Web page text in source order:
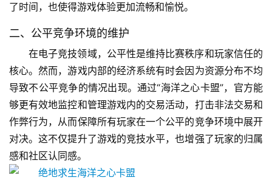
了时间，也使得游戏体验更加流畅和愉悦。
二、公平竞争环境的维护
在电子竞技领域，公平性是维持比赛秩序和玩家信任的
核心。然而，游戏内部的经济系统有时会因为资源分布不均
导致不公平竞争的情况出现。通过“海洋之心卡盟”，官方能
够更有效地监控和管理游戏内的交易活动，打击非法交易和
作弊行为，从而保障所有玩家在一个公平的竞争环境中展开
对决。这不仅提升了游戏的竞技水平，也增强了玩家的归属
感和社区认同感。